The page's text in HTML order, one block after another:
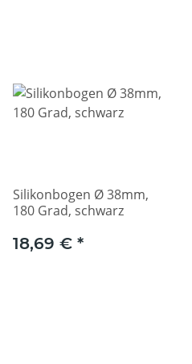
Silikonbogen Ø 38mm,
180 Grad, schwarz
18,69 € *